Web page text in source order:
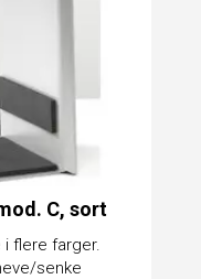
C, sort
i flere farger.
senke